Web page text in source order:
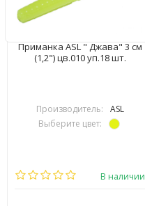
Приманка ASL " Джава" 3 см
(1,2") цв.010 уп.18 шт.
Производитель:
ASL
Выберите цвет:
В наличии